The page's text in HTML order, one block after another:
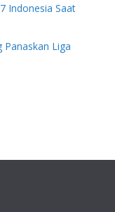
Indonesia Saat
Liga